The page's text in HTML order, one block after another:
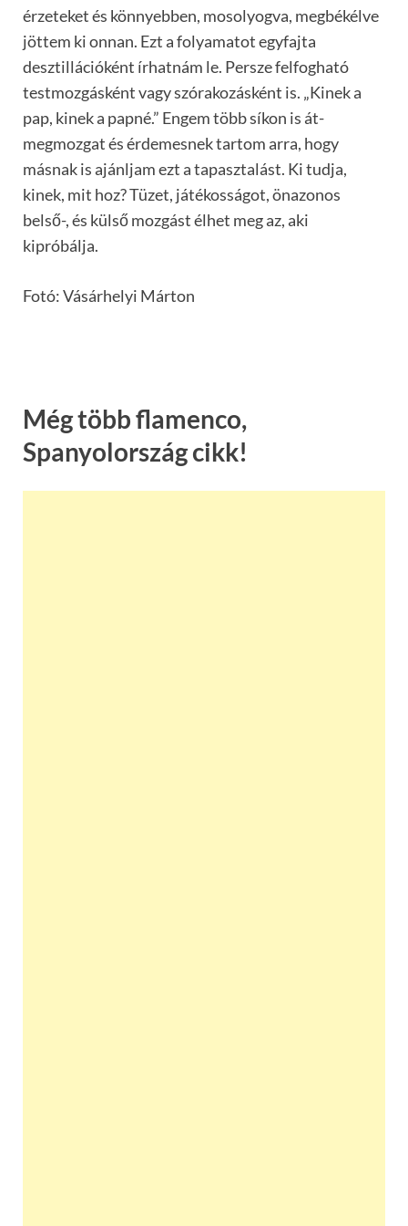
érzeteket és könnyebben, mosolyogva, megbékélve
jöttem ki onnan. Ezt a folyamatot egyfajta
desztillációként írhatnám le. Persze felfogható
testmozgásként vagy szórakozásként is. „Kinek a
pap, kinek a papné.” Engem több síkon is át-
megmozgat és érdemesnek tartom arra, hogy
másnak is ajánljam ezt a tapasztalást. Ki tudja,
kinek, mit hoz? Tüzet, játékosságot, önazonos
belső-, és külső mozgást élhet meg az, aki
kipróbálja.
Fotó: Vásárhelyi Márton
Még több flamenco,
Spanyolország cikk!